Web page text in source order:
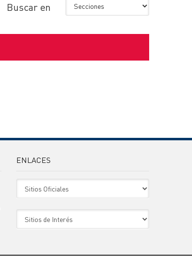
Buscar en
ENLACES